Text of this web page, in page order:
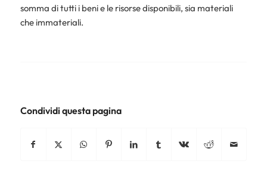
somma di tutti i beni e le risorse disponibili, sia materiali
che immateriali.
Condividi questa pagina